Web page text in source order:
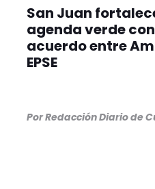
San Juan
agenda verde
acuerdo entre
EPSE
PorRedacción Diario de